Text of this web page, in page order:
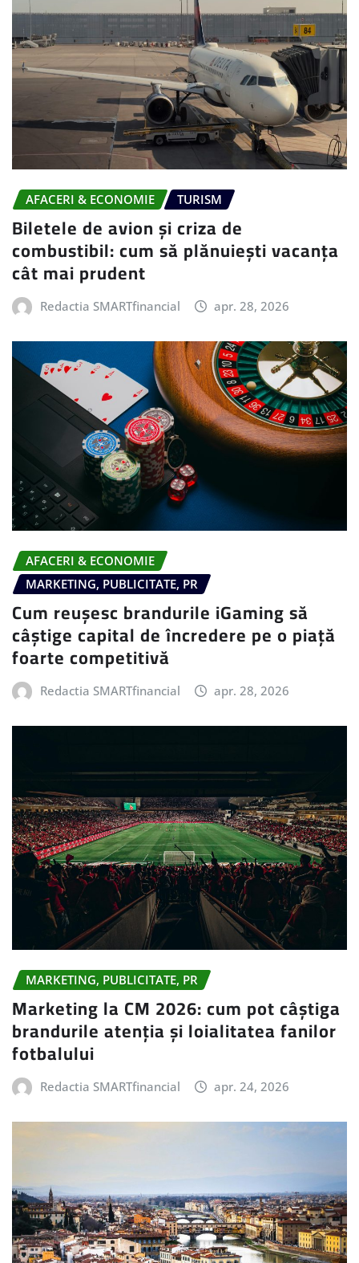
AFACERI & ECONOMIE TURISM
Biletele de avion și criza de
combustibil: cum să plănuiești vacanța
cât mai prudent
Redactia SMARTfinancial apr. 28, 2026
AFACERI & ECONOMIE
MARKETING, PUBLICITATE, PR
Cum reușesc brandurile iGaming să
câștige capital de încredere pe o piață
foarte competitivă
Redactia SMARTfinancial apr. 28, 2026
MARKETING, PUBLICITATE, PR
Marketing la CM 2026: cum pot câștiga
brandurile atenția și loialitatea fanilor
fotbalului
Redactia SMARTfinancial apr. 24, 2026